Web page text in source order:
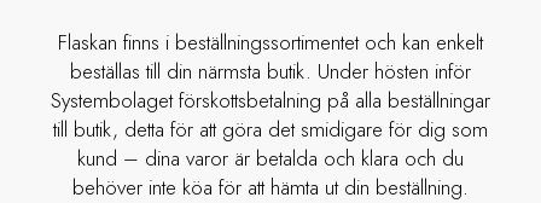
Flaskan finns i beställningssortimentet och kan enkelt
beställas till din närmsta butik. Under hösten inför
Systembolaget förskottsbetalning på alla beställningar
till butik, detta för att göra det smidigare för dig som
kund – dina varor är betalda och klara och du
behöver inte köa för att hämta ut din beställning.